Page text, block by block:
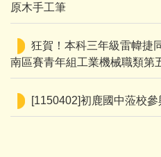
原木手工筆
狂賀！本科三年級雷幃捷
南區賽青年組工業機械職類第
[1150402]初鹿國中蒞校